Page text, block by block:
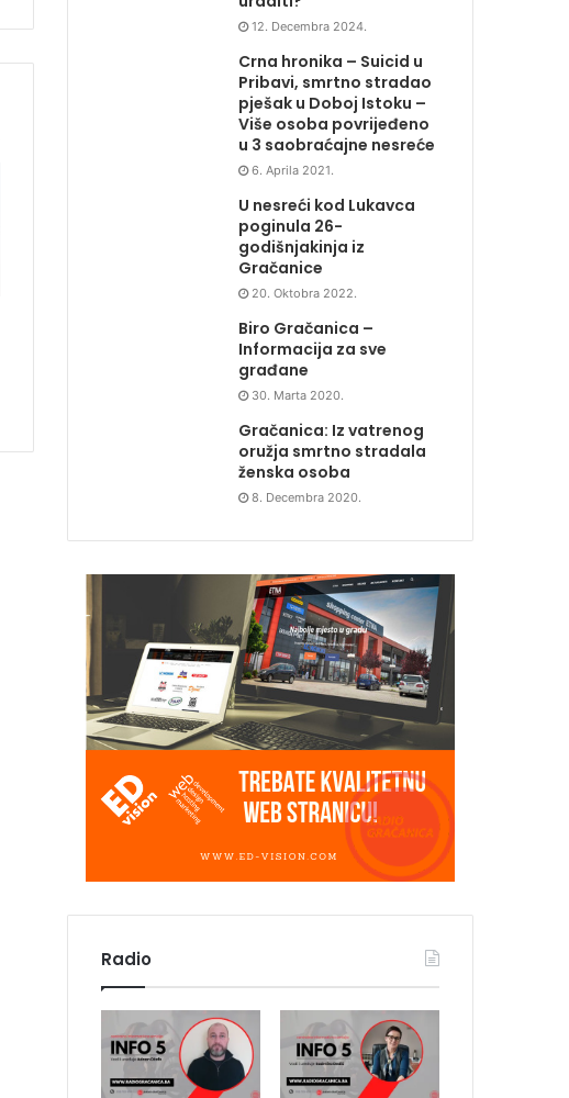
12. Decembra 2024.
Crna hronika – Suicid u
Pribavi, smrtno stradao
pješak u Doboj Istoku –
Više osoba povrijeđeno
u 3 saobraćajne nesreće
6. Aprila 2021.
U nesreći kod Lukavca
poginula 26-
godišnjakinja iz
Gračanice
20. Oktobra 2022.
Biro Gračanica –
Informacija za sve
građane
30. Marta 2020.
Gračanica: Iz vatrenog
oružja smrtno stradala
ženska osoba
8. Decembra 2020.
Radio